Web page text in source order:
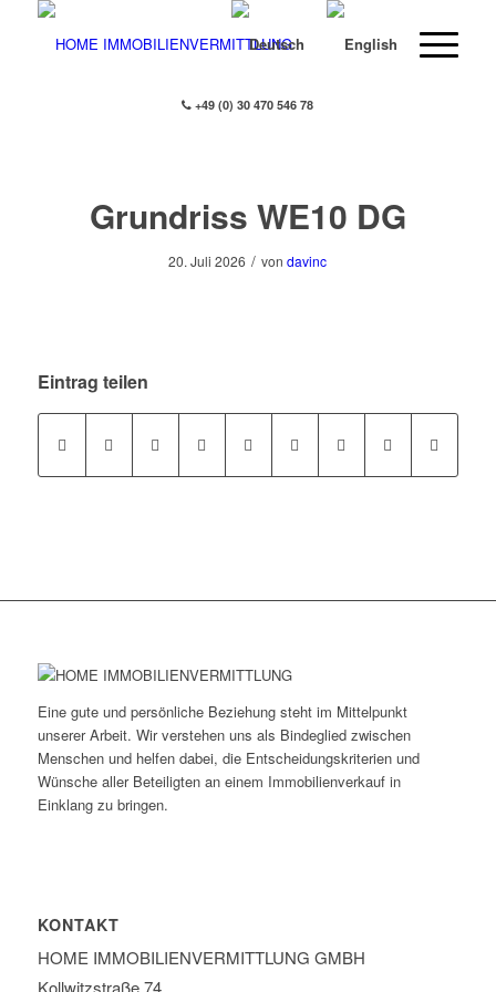
+49 (0) 30 470 546 78
Grundriss WE10 DG
20. Juli 2026 / vondavinc
Eintrag teilen
Eine gute und persönliche Beziehung steht im Mittelpunkt
unserer Arbeit. Wir verstehen uns als Bindeglied zwischen
Menschen und helfen dabei, die Entscheidungskriterien und
Wünsche aller Beteiligten an einem Immobilienverkauf in
Einklang zu bringen.
KONTAKT
HOME IMMOBILIEN­VERMITTLUNG GMBH
Kollwitzstraße 74